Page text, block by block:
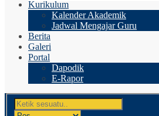
Kurikulum
Kalender Akademik
Jadwal Mengajar Guru
Berita
Galeri
Portal
Dapodik
E-Rapor